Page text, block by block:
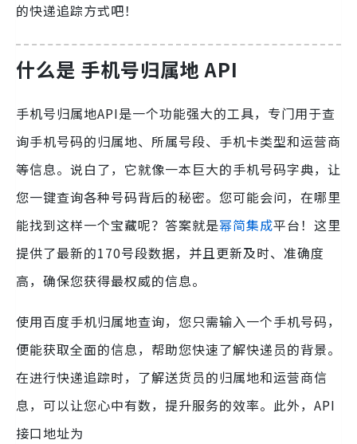
的快递追踪方式吧！
什么是 手机号归属地 API
手机号归属地API是一个功能强大的工具，专门用于查
询手机号码的归属地、所属号段、手机卡类型和运营商
等信息。说白了，它就像一本巨大的手机号码字典，让
您一键查询各种号码背后的秘密。您可能会问，在哪里
能找到这样一个宝藏呢？答案就是幂简集成平台！这里
提供了最新的170号段数据，并且更新及时、准确度
高，确保您获得最权威的信息。
使用百度手机归属地查询，您只需输入一个手机号码，
便能获取全面的信息，帮助您快速了解快递员的背景。
在进行快递追踪时，了解送货员的归属地和运营商信
息，可以让您心中有数，提升服务的效率。此外，API
接口地址为